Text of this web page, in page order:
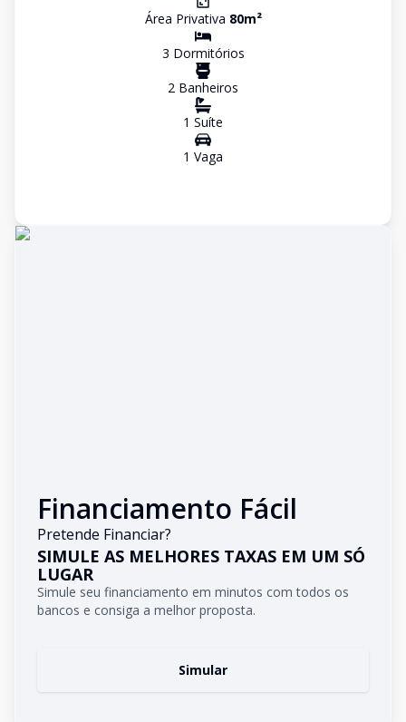
Área Privativa 80m²
3 Dormitórios
2 Banheiros
1 Suíte
1 Vaga
Financiamento Fácil
Pretende Financiar?
SIMULE AS MELHORES TAXAS EM UM SÓ
LUGAR
Simule seu financiamento em minutos com todos os
bancos e consiga a melhor proposta.
Simular